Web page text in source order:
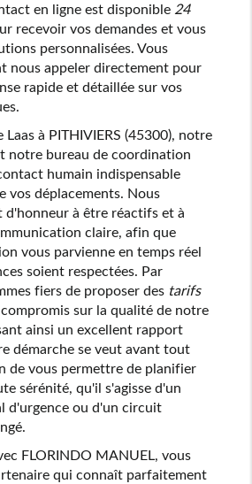
en ligne est disponible 24
recevoir vos demandes et vous
personnalisées. Vous
nous appeler directement pour
rapide et détaillée sur vos
Laas à PITHIVIERS (45300), notre
notre bureau de coordination
humain indispensable
vos déplacements. Nous
à être réactifs et à
claire, afin que
vous parvienne en temps réel
soient respectées. Par
fiers de proposer des tarifs
sur la qualité de notre
ainsi un excellent rapport
démarche se veut avant tout
de vous permettre de planifier
sérénité, qu'il s'agisse d'un
d'urgence ou d'un circuit
FLORINDO MANUEL, vous
qui connaît parfaitement